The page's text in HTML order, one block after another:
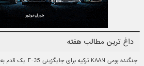
داغ ترین مطالب هفته
جنگنده بومی KAAN ترکیه برای جایگزینی F-35 یک قدم به نخستین پرواز نزدیک‌تر شد